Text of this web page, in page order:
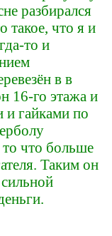
разбирался
такое, что я и
то и
в в
16-го этажа и
и гайками по
что больше
Таким он